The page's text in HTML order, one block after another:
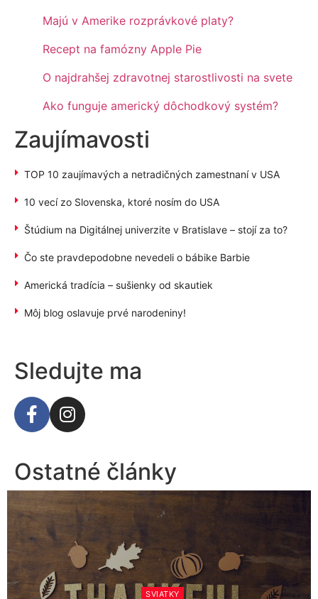
Majú v Amerike rozprávkové platy?
Recept na famózny Apple Pie
O najdrahšej zdravotnej starostlivosti na svete
Ako funguje americký dôchodkový systém?
Zaujímavosti
TOP 10 zaujímavých a netradičných zamestnaní v USA
10 vecí zo Slovenska, ktoré nosím do USA
Štúdium na Digitálnej univerzite v Bratislave – stojí za to?
Čo ste pravdepodobne nevedeli o bábike Barbie
Americká tradícia – sušienky od skautiek
Môj blog oslavuje prvé narodeniny!
Sledujte ma
Ostatné články
MIESTA